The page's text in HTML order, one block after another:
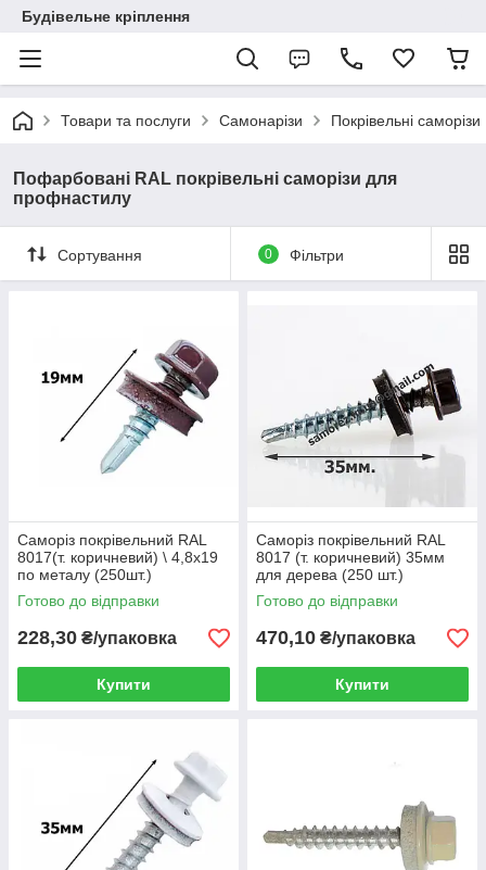
Будівельне кріплення
Товари та послуги Самонарізи Покрівельні саморізи
Пофарбовані RAL покрівельні саморізи для
профнастилу
Сортування 0 Фільтри
Саморіз покрівельний RAL
8017(т. коричневий) \ 4,8х19
по металу (250шт.)
Готово до відправки
228,30 ₴/упаковка
Купити
Саморіз покрівельний RAL
8017 (т. коричневий) 35мм
для дерева (250 шт.)
Готово до відправки
470,10 ₴/упаковка
Купити